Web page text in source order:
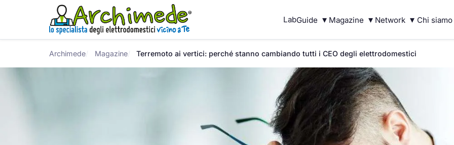
LabGuide ▾ Magazine ▾ Network ▾ Chi siamo
Archimede Magazine Terremoto ai vertici: perché stanno cambiando tutti i CEO degli elettrodomestici